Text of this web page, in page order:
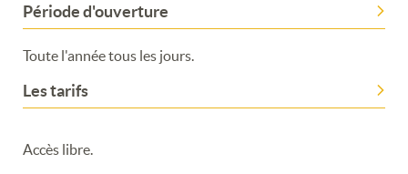
Période d'ouverture
Toute l'année tous les jours.
Les tarifs
Accès libre.
Merci de patienter...